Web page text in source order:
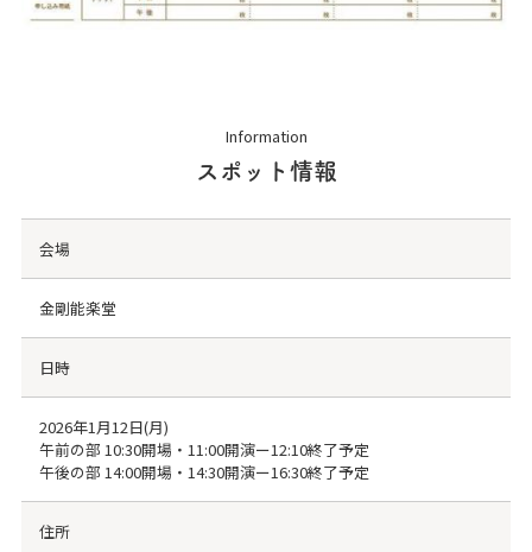
Information
スポット情報
会場
金剛能楽堂
日時
2026年1月12日(月)
午前の部 10:30開場・11:00開演ー12:10終了予定
午後の部 14:00開場・14:30開演ー16:30終了予定
住所